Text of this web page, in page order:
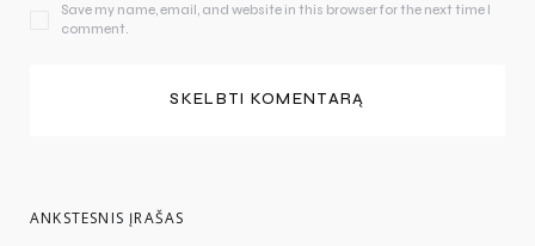
Save my name, email, and website in this browser for the next time I
comment.
ANKSTESNIS ĮRAŠAS